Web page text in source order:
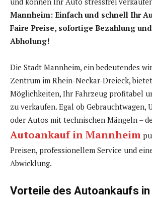
Mannheim: Einfach und schnell Ihr
Faire Preise, sofortige Bezahlung
Abholung!
Die Stadt Mannheim, ein bedeutendes
Zentrum im Rhein-Neckar-Dreieck,
Möglichkeiten, Ihr Fahrzeug profitabel
zu verkaufen. Egal ob Gebrauchtwagen,
oder Autos mit technischen Mängeln –
Autoankauf in Mannheim
Preisen, professionellem Service und
Abwicklung.
Vorteile des Autoankaufs in